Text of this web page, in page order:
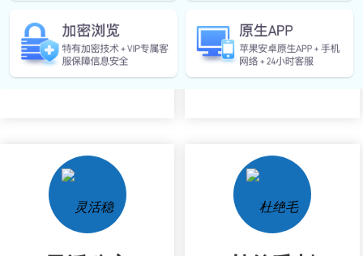
金属质感强，纹路
清晰立体，美观上
档次
模具设计精密度
高，局部公差
±0.05MM